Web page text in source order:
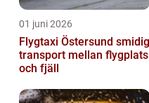
01 juni 2026
Flygtaxi Östersund smidig
transport mellan flygplats
och fjäll